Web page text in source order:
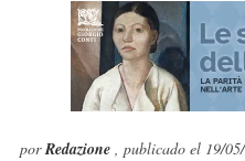
porRedazione , publicado el 19/